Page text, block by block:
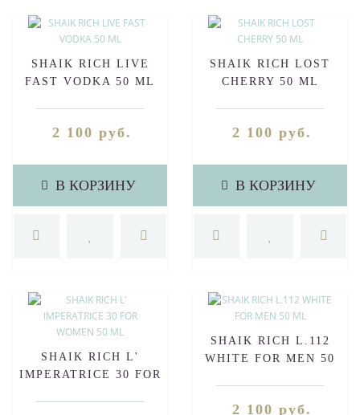
SHAIK RICH LIVE
FAST VODKA 50 ML
2 100 руб.
В КОРЗИНУ
SHAIK RICH LOST
CHERRY 50 ML
2 100 руб.
В КОРЗИНУ
SHAIK RICH L'
IMPERATRICE 30 FOR
SHAIK RICH L.112
WHITE FOR MEN 50
2 100 руб.